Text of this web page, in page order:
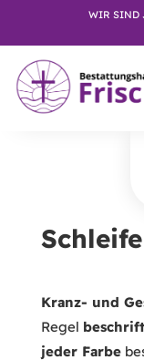
WIR SIND
Kranz- und
Regel
jeder Farbe